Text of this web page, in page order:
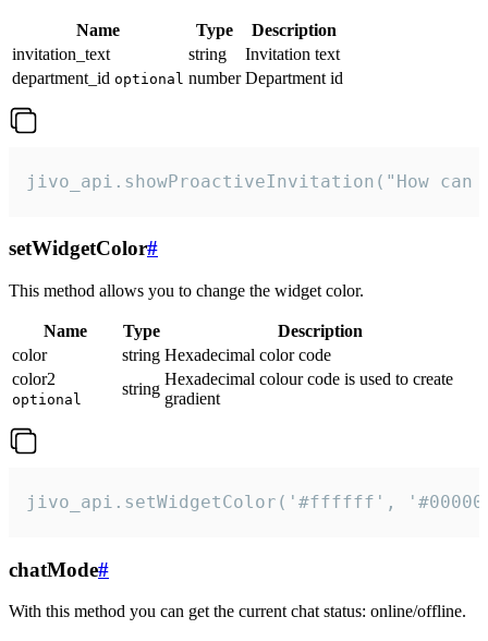
Name Type
Description
invitation_text
string
Invitation text
department_id optional number Department id
jivo_api.showProactiveInvitation("How
setWidgetColor#
This method allows you to change the widget color.
Name Type
Description
color
string Hexadecimal color code
color2
optional
string
Hexadecimal colour code is used to create
gradient
jivo_api.setWidgetColor('#ffffff',
chatMode#
With this method you can get the current chat status: online/offline.